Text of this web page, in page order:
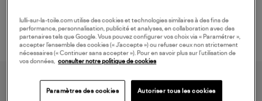
lulli-sur-la-toile.com utilise des cookies et technologies similaires à des fins de
performance, personnalisation, publicité et analyses, en collaboration avec des
partenaires tels que Google. Vous pouvez configurer vos choix via « Paramétrer »,
accepter l’ensemble des cookies (« J’accepte ») ou refuser ceux non strictement
nécessaires (« Continuer sans accepter »). Pour en savoir plus sur l’utilisation de
vos données,
consulter notre politique de cookies
Paramètres des cookies Autoriser tous les cookies